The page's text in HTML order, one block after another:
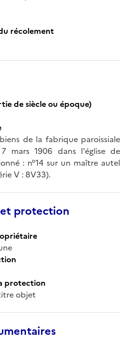
récolement
de siècle ou époque)
de la fabrique paroissiale
mars 1906 dans l'église de
: n°14 sur un maître autel
V : 8V33).
protection
protection
objet